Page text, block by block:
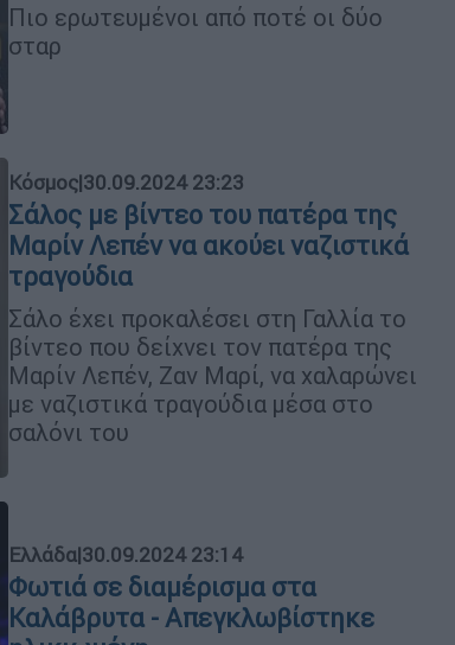
Πιο ερωτευμένοι από ποτέ οι δύο
σταρ
Κόσμος|30.09.2024 23:23
Σάλος με βίντεο του πατέρα της
Μαρίν Λεπέν να ακούει ναζιστικά
τραγούδια
Σάλο έχει προκαλέσει στη Γαλλία το
βίντεο που δείχνει τον πατέρα της
Μαρίν Λεπέν, Ζαν Μαρί, να χαλαρώνει
με ναζιστικά τραγούδια μέσα στο
σαλόνι του
Ελλάδα|30.09.2024 23:14
Φωτιά σε διαμέρισμα στα
Καλάβρυτα - Απεγκλωβίστηκε